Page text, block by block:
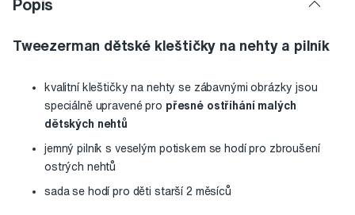
Popis
Tweezerman dětské kleštičky na nehty a pilník
kvalitní kleštičky na nehty se zábavnými obrázky jsou
speciálně upravené pro přesné ostříhání malých
dětských nehtů
jemný pilník s veselým potiskem se hodí pro zbroušení
ostrých nehtů
sada se hodí pro děti starší 2 měsíců